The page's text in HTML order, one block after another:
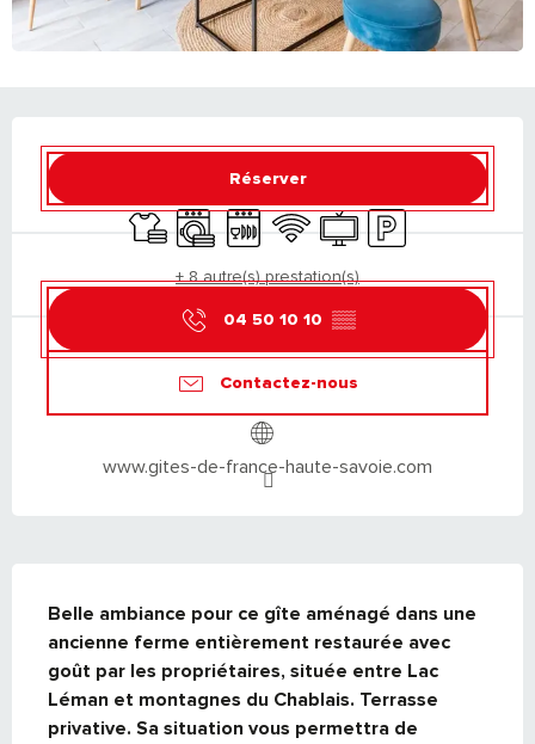
Réserver
Draps et linge
Lave lingeLave vaisselle
WiFi Télévision
Parking
+ 8 autre(s) prestation(s)
04 50 10 10 ▒▒
Contactez-nous
www.gites-de-france-haute-savoie.com
Belle ambiance pour ce gîte aménagé dans une
ancienne ferme entièrement restaurée avec
goût par les propriétaires, située entre Lac
Léman et montagnes du Chablais. Terrasse
privative. Sa situation vous permettra de